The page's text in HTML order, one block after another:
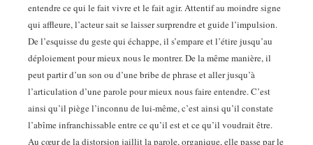
entendre ce qui le fait vivre et le fait agir. Attentif au moindre signe
qui affleure, l’acteur sait se laisser surprendre et guide l’impulsion.
De l’esquisse du geste qui échappe, il s’empare et l’étire jusqu’au
déploiement pour mieux nous le montrer. De la même manière, il
peut partir d’un son ou d’une bribe de phrase et aller jusqu’à
l’articulation d’une parole pour mieux nous faire entendre. C’est
ainsi qu’il piège l’inconnu de lui-même, c’est ainsi qu’il constate
l’abîme infranchissable entre ce qu’il est et ce qu’il voudrait être.
Au cœur de la distorsion jaillit la parole, organique, elle passe par le